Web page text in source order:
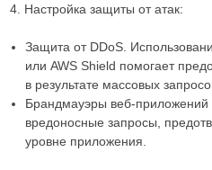
4. Настройка защиты от атак:
Защита от DDoS.
или AWS Shield помогает
в результате массовых
Брандмауэры веб-приложений
вредоносные запросы,
уровне приложения.